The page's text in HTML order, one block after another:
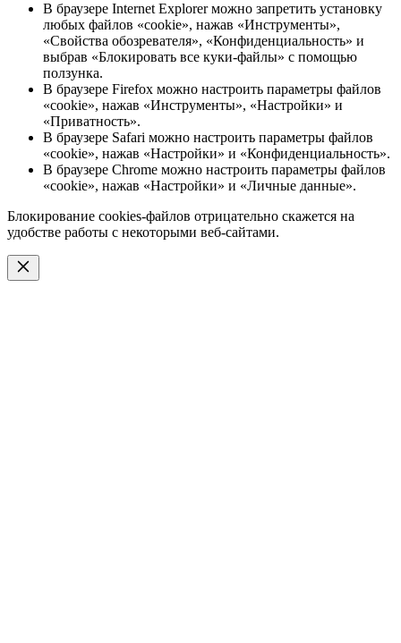
В браузере Internet Explorer можно запретить установку
любых файлов «cookie», нажав «Инструменты»,
«Свойства обозревателя», «Конфиденциальность» и
выбрав «Блокировать все куки-файлы» с помощью
ползунка.
В браузере Firefox можно настроить параметры файлов
«cookie», нажав «Инструменты», «Настройки» и
«Приватность».
В браузере Safari можно настроить параметры файлов
«cookie», нажав «Настройки» и «Конфиденциальность».
В браузере Chrome можно настроить параметры файлов
«cookie», нажав «Настройки» и «Личные данные».
Блокирование cookies-файлов отрицательно скажется на
удобстве работы с некоторыми веб-сайтами.